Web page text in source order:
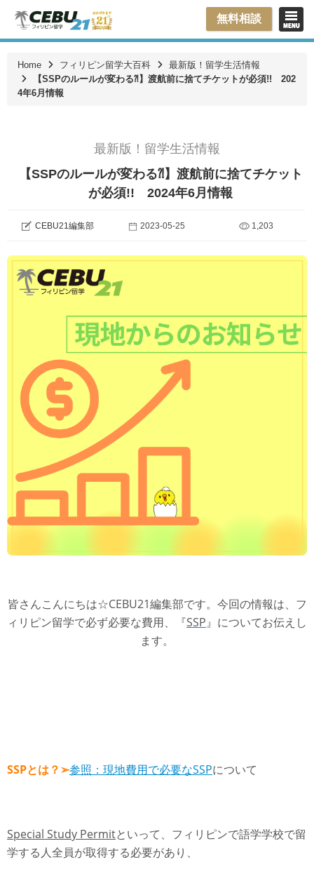
無料相談
Home フィリピン留学大百科
最新版！留学生活情報
【SSPのルールが変わる⁈】渡航前に捨てチケットが必須!! 202
4年6月情報
最新版！留学生活情報
【SSPのルールが変わる⁈】渡航前に捨てチケット
が必須!! 2024年6月情報
CEBU21編集部 2023-05-25 1,203
皆さんこんにちは☆CEBU21編集部です。今回の情報は、フ
ィリピン留学で必ず必要な費用、『SSP』についてお伝えし
ます。
SSPとは？➢参照：現地費用で必要なSSPについて
Special Study Permitといって、フィリピンで語学学校で留
学する人全員が取得する必要があり、